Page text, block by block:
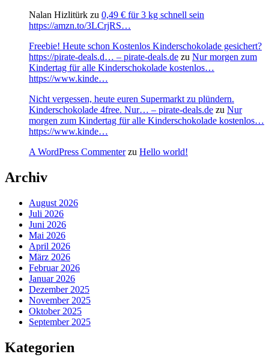
Nalan Hizlitürk zu 0,49 € für 3 kg schnell sein
https://amzn.to/3LCrjRS…
Freebie! Heute schon Kostenlos Kinderschokolade gesichert?
https://pirate-deals.d… – pirate-deals.de zu Nur morgen zum
Kindertag für alle Kinderschokolade kostenlos…
https://www.kinde…
Nicht vergessen, heute euren Supermarkt zu plündern.
Kinderschokolade 4free. Nur… – pirate-deals.de zu Nur
morgen zum Kindertag für alle Kinderschokolade kostenlos…
https://www.kinde…
A WordPress Commenterzu Hello world!
Archiv
August 2026
Juli 2026
Juni 2026
Mai 2026
April 2026
März 2026
Februar 2026
Januar 2026
Dezember 2025
November 2025
Oktober 2025
September 2025
Kategorien